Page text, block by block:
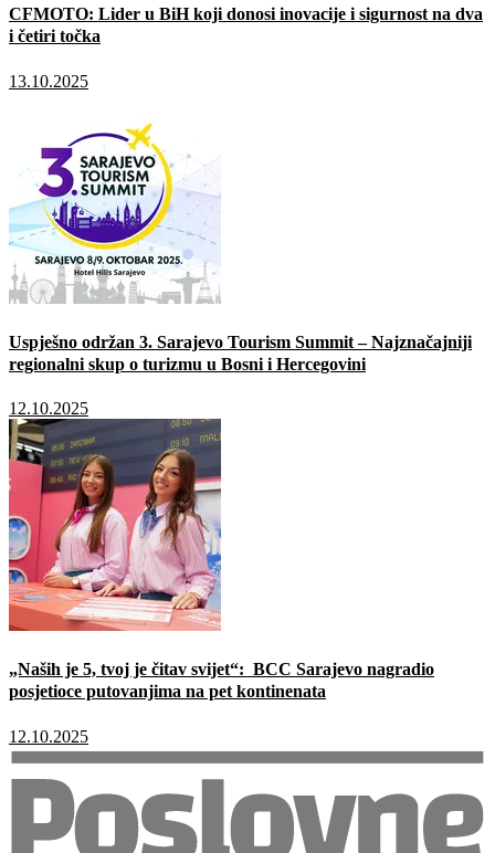
CFMOTO: Lider u BiH koji donosi inovacije i sigurnost na dva
i četiri točka
13.10.2025
Uspješno održan 3. Sarajevo Tourism Summit – Najznačajniji
regionalni skup o turizmu u Bosni i Hercegovini
12.10.2025
„Naših je 5, tvoj je čitav svijet“: BCC Sarajevo nagradio
posjetioce putovanjima na pet kontinenata
12.10.2025